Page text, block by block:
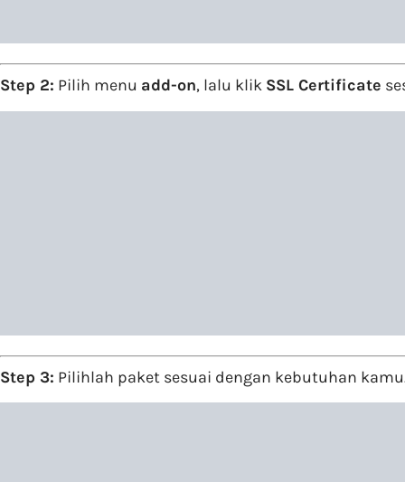
Step 2: Pilih menu add-on, lalu klik SSL Certificate
Step 3: Pilihlah paket sesuai dengan kebutuhan